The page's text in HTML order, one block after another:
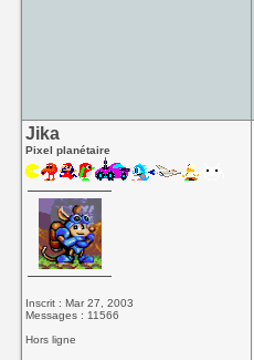
Jika
Pixel planétaire
Inscrit : Mar 27, 2003
Messages : 11566
Hors ligne